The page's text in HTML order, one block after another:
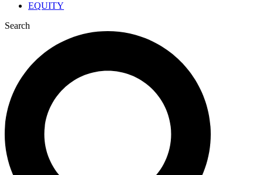
EQUITY
Search